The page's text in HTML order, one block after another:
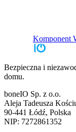
Komponent
Bezpieczna i
domu.
boneIO Sp. z o.o.
Aleja Tadeusza
90-441 Łódź, Polska
NIP: 7272861352